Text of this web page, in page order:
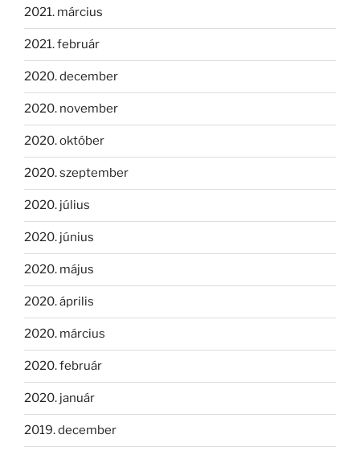
2021. március
2021. február
2020. december
2020. november
2020. október
2020. szeptember
2020. július
2020. június
2020. május
2020. április
2020. március
2020. február
2020. január
2019. december